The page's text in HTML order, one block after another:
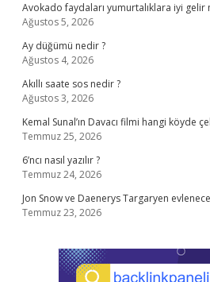
Avokado faydaları yumurtalıklara iyi gelir
Ağustos 5, 2026
Ay düğümü nedir ?
Ağustos 4, 2026
Akıllı saate sos nedir ?
Ağustos 3, 2026
Kemal Sunal’ın Davacı filmi hangi köyde
Temmuz 25, 2026
6’ncı nasıl yazılır ?
Temmuz 24, 2026
Jon Snow ve Daenerys Targaryen
Temmuz 23, 2026